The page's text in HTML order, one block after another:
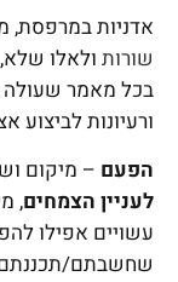
אדניות במרפסת,
שורות ולאלו
בכל מאמר שעולה
ורעיונות
הפעם – מיקום
לעניין הצמחים,
עשויים אפילו
שחשבתם/